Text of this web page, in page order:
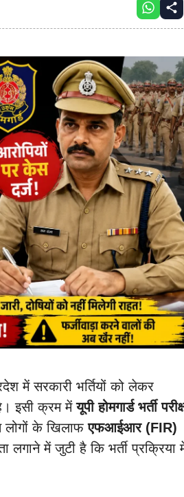
में सरकारी भर्तियों को लेकर
है। इसी क्रम मेंयूपी होमगार्ड भर्ती
लोगों के खिलाफएफआईआर (FIR)
में जुटी है कि भर्ती प्रक्रिया